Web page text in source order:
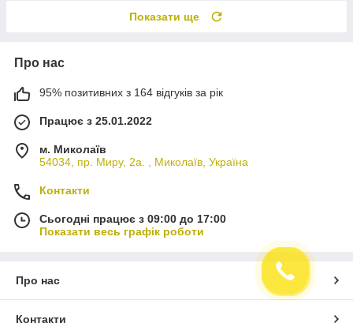
Показати ще
Про нас
95% позитивних з 164 відгуків за рік
Працює з 25.01.2022
м. Миколаїв
54034, пр. Миру, 2а. , Миколаїв, Україна
Контакти
Сьогодні працює з 09:00 до 17:00
Показати весь графік роботи
Про нас
Контакти